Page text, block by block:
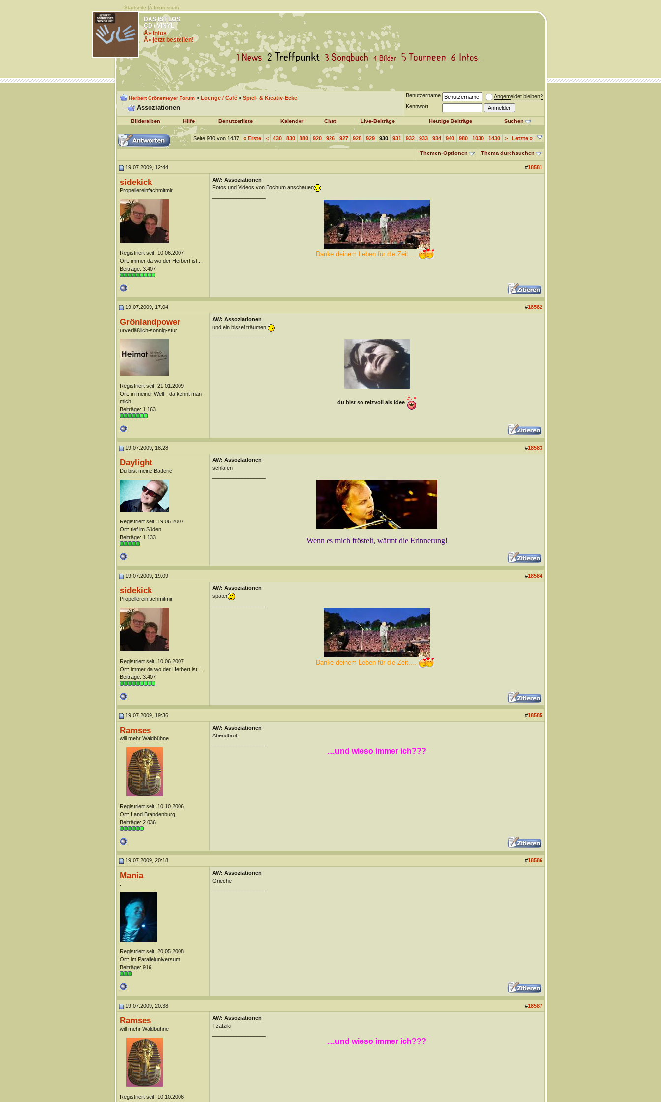
Startseite |Â Impressum
DAS IST LOS
CD / VINYL
Â» Infos
Â» jetzt bestellen!
Herbert Grönemeyer Forum» Lounge / Café» Spiel- & Kreativ-Ecke
Assoziationen
Benutzername
Angemeldet bleiben?
Kennwort
Bilderalben Hilfe Benutzerliste Kalender Chat Live-Beiträge Heutige Beiträge Suchen
Seite 930 von 1437 «Erste < 430 830 880 920 926 927 928 929 930 931 932 933 934 940 980 1030 1430 > Letzte »
Themen-Optionen Thema durchsuchen
19.07.2009, 12:44 #18581
sidekick
Propellereinfachmitmir
Registriert seit: 10.06.2007
Ort: immer da wo der Herbert ist...
Beiträge: 3.407
AW: Assoziationen
Fotos und Videos von Bochum anschauen
Danke deinem Leben für die Zeit....
19.07.2009, 17:04 #18582
Grönlandpower
urverläßlich-sonnig-stur
Registriert seit: 21.01.2009
Ort: in meiner Welt - da kennt man
mich
Beiträge: 1.163
AW: Assoziationen
und ein bissel träumen
du bist so reizvoll als Idee
19.07.2009, 18:28 #18583
Daylight
Du bist meine Batterie
Registriert seit: 19.06.2007
Ort: tief im Süden
Beiträge: 1.133
AW: Assoziationen
schlafen
Wenn es mich fröstelt, wärmt die Erinnerung!
19.07.2009, 19:09 #18584
sidekick
Propellereinfachmitmir
Registriert seit: 10.06.2007
Ort: immer da wo der Herbert ist...
Beiträge: 3.407
AW: Assoziationen
später
Danke deinem Leben für die Zeit....
19.07.2009, 19:36 #18585
Ramses
will mehr Waldbühne
Registriert seit: 10.10.2006
Ort: Land Brandenburg
Beiträge: 2.036
AW: Assoziationen
Abendbrot
....und wieso immer ich???
19.07.2009, 20:18 #18586
Mania
Registriert seit: 20.05.2008
Ort: im Paralleluniversum
Beiträge: 916
AW: Assoziationen
Grieche
19.07.2009, 20:38 #18587
Ramses
will mehr Waldbühne
Registriert seit: 10.10.2006
AW: Assoziationen
Tzatziki
....und wieso immer ich???